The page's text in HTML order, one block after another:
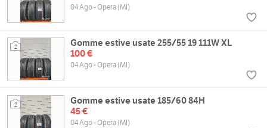
04 Ago - Opera (MI)
2
Gomme estive usate 255/55 19 111W XL
100 €
04 Ago - Opera (MI)
2
Gomme estive usate 185/60 84H
45 €
04 Ago - Opera (MI)